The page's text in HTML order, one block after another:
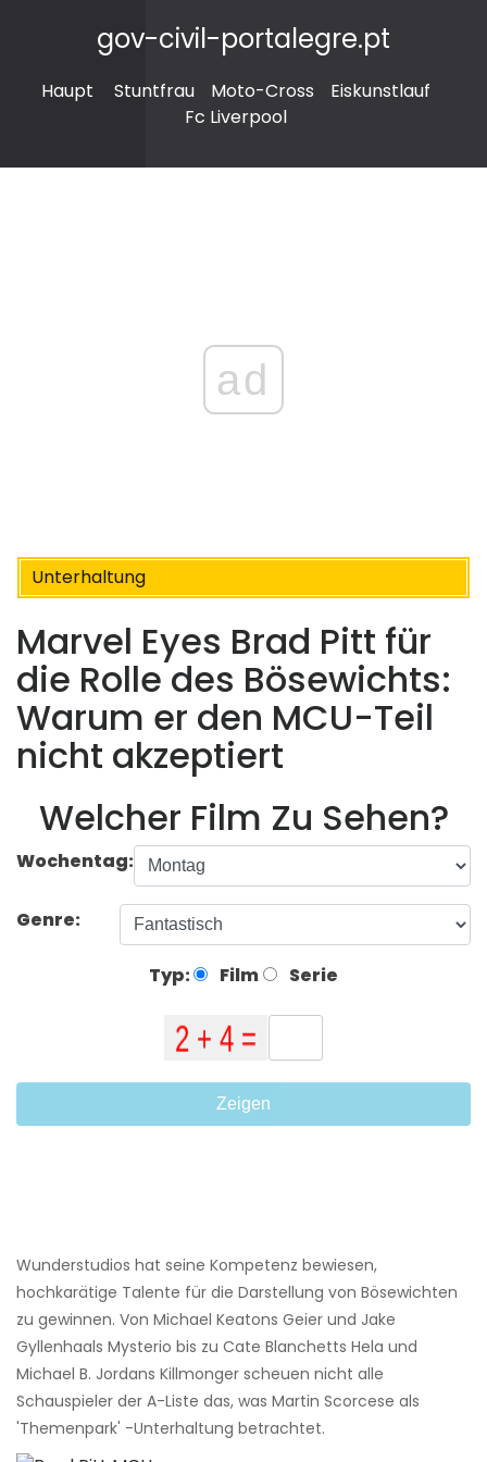
gov-civil-portalegre.pt
Haupt Stuntfrau Moto-Cross
Eiskunstlauf
Fc Liverpool
ad
Unterhaltung
Marvel Eyes Brad Pitt für
die Rolle des Bösewichts:
Warum er den MCU-Teil
nicht akzeptiert
Welcher Film Zu Sehen?
Wochentag:
Genre:
Typ: Film Serie
Zeigen
Wunderstudios hat seine Kompetenz bewiesen,
hochkarätige Talente für die Darstellung von Bösewichten
zu gewinnen. Von Michael Keatons Geier und Jake
Gyllenhaals Mysterio bis zu Cate Blanchetts Hela und
Michael B. Jordans Killmonger scheuen nicht alle
Schauspieler der A-Liste das, was Martin Scorcese als
'Themenpark' -Unterhaltung betrachtet.